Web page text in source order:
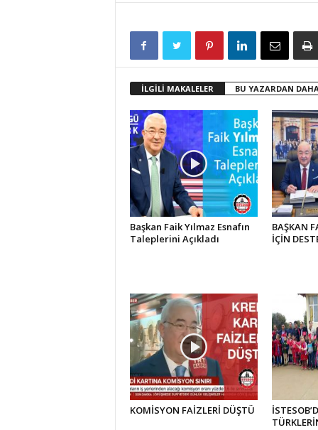
İLGİLİ MAKALELER BU YAZARDAN
Başkan Faik Yılmaz Esnafın
Taleplerini Açıkladı
BAŞKAN
İÇİN
KOMİSYON FAİZLERİ DÜŞTÜ